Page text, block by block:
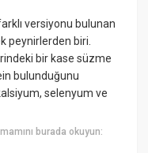
versiyonu bulunan
peynirlerden biri.
bir kase süzme
bulunduğunu
selenyum ve
burada okuyun: